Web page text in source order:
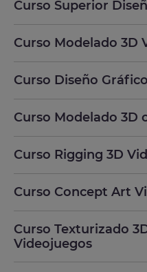
Curso Superior
Curso Modelado 3D
Curso Diseño Gráfico
Curso Modelado 3D
Curso Rigging 3D
Curso Concept Art
Curso Texturizado
Videojuegos